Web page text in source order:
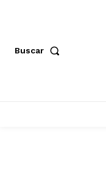
Buscar